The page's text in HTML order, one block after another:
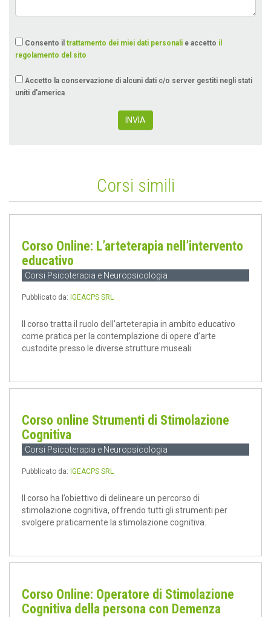
Consento il trattamento dei miei dati personali e accetto il
regolamento del sito
Accetto la conservazione di alcuni dati c/o server gestiti negli stati
uniti d'america
INVIA
Corsi simili
Corso Online: L’arteterapia nell’intervento
educativo
Corsi Psicoterapia e Neuropsicologia
Pubblicato da: IGEACPS SRL
Il corso tratta il ruolo dell’arteterapia in ambito educativo
come pratica per la contemplazione di opere d’arte
custodite presso le diverse strutture museali.
Corso online Strumenti di Stimolazione
Cognitiva
Corsi Psicoterapia e Neuropsicologia
Pubblicato da: IGEACPS SRL
Il corso ha l’obiettivo di delineare un percorso di
stimolazione cognitiva, offrendo tutti gli strumenti per
svolgere praticamente la stimolazione cognitiva.
Corso Online: Operatore di Stimolazione
Cognitiva della persona con Demenza